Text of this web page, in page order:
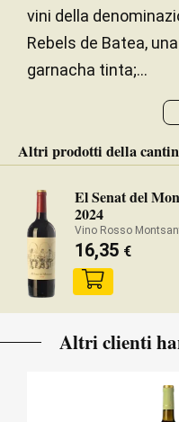
vini della
Rebels de Batea,
garnacha tinta;...
Altri prodotti della
El Senat del
2024
Vino Rosso
16,35 €
Altri clienti